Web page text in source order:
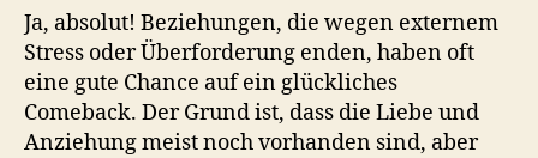
Ja, absolut! Beziehungen, die wegen externem
Stress oder Überforderung enden, haben oft
eine gute Chance auf ein glückliches
Comeback. Der Grund ist, dass die Liebe und
Anziehung meist noch vorhanden sind, aber